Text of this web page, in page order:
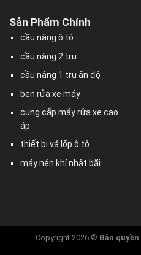
Sản Phẩm Chính
cầu nâng ô tô
cầu nâng 2 trụ
cầu nâng 1 trụ ấn độ
ben rửa xe máy
cung cấp máy rửa xe cao
áp
thiết bị vá lốp ô tô
máy nén khí nhật bãi
Copyright 2026 © Bản quyền